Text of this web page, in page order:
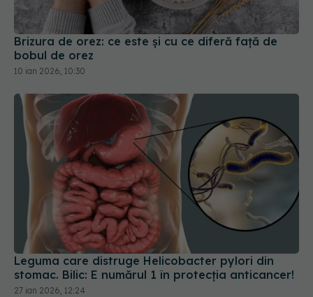
Brizura de orez: ce este și cu ce diferă față de
bobul de orez
10 ian 2026, 10:30
Leguma care distruge Helicobacter pylori din
stomac. Bilic: E numărul 1 în protecția anticancer!
27 ian 2026, 12:24